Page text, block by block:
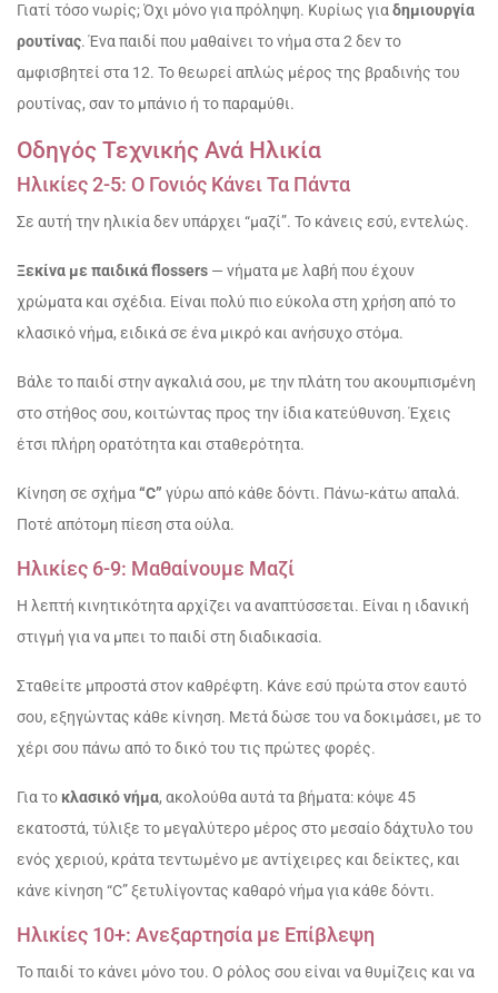
Γιατί τόσο νωρίς; Όχι μόνο για πρόληψη. Κυρίως για δημιουργία
ρουτίνας. Ένα παιδί που μαθαίνει το νήμα στα 2 δεν το
αμφισβητεί στα 12. Το θεωρεί απλώς μέρος της βραδινής του
ρουτίνας, σαν το μπάνιο ή το παραμύθι.
Οδηγός Τεχνικής Ανά Ηλικία
Ηλικίες 2-5: Ο Γονιός Κάνει Τα Πάντα
Σε αυτή την ηλικία δεν υπάρχει “μαζί”. Το κάνεις εσύ, εντελώς.
Ξεκίνα με παιδικά flossers — νήματα με λαβή που έχουν
χρώματα και σχέδια. Είναι πολύ πιο εύκολα στη χρήση από το
κλασικό νήμα, ειδικά σε ένα μικρό και ανήσυχο στόμα.
Βάλε το παιδί στην αγκαλιά σου, με την πλάτη του ακουμπισμένη
στο στήθος σου, κοιτώντας προς την ίδια κατεύθυνση. Έχεις
έτσι πλήρη ορατότητα και σταθερότητα.
Κίνηση σε σχήμα “C” γύρω από κάθε δόντι. Πάνω-κάτω απαλά.
Ποτέ απότομη πίεση στα ούλα.
Ηλικίες 6-9: Μαθαίνουμε Μαζί
Η λεπτή κινητικότητα αρχίζει να αναπτύσσεται. Είναι η ιδανική
στιγμή για να μπει το παιδί στη διαδικασία.
Σταθείτε μπροστά στον καθρέφτη. Κάνε εσύ πρώτα στον εαυτό
σου, εξηγώντας κάθε κίνηση. Μετά δώσε του να δοκιμάσει, με το
χέρι σου πάνω από το δικό του τις πρώτες φορές.
Για το κλασικό νήμα, ακολούθα αυτά τα βήματα: κόψε 45
εκατοστά, τύλιξε το μεγαλύτερο μέρος στο μεσαίο δάχτυλο του
ενός χεριού, κράτα τεντωμένο με αντίχειρες και δείκτες, και
κάνε κίνηση “C” ξετυλίγοντας καθαρό νήμα για κάθε δόντι.
Ηλικίες 10+: Ανεξαρτησία με Επίβλεψη
Το παιδί το κάνει μόνο του. Ο ρόλος σου είναι να θυμίζεις και να